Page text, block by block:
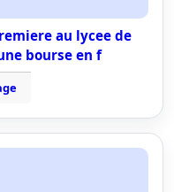
au lycee de
bourse en f